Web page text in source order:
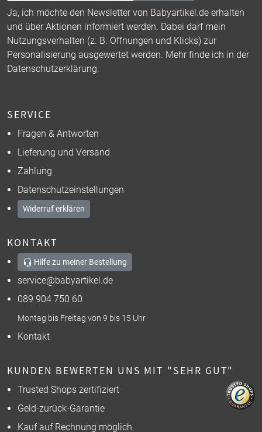
Ja, ich möchte den Newsletter von Babyartikel.de erhalten
und über Aktionen informiert werden. Dabei darf mein
Nutzungsverhalten (z. B. Öffnungen und Klicks) zur
Personalisierung ausgewertet werden. Mehr finde ich in der
Datenschutzerklärung.
SERVICE
Fragen & Antworten
Lieferung und Versand
Zahlung
Datenschutzeinstellungen
Widerruf erklären
KONTAKT
Hilfe zu meiner Bestellung
service@babyartikel.de
089 904 750 60
Montag bis Freitag von 9 bis 15 Uhr
Kontakt
KUNDEN BEWERTEN UNS MIT "SEHR GUT"
Trusted Shops zertifiziert
Geld-zurück-Garantie
Kauf auf Rechnung möglich